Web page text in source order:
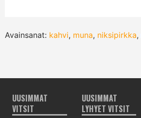
Avainsanat: kahvi, muna, niksipirkka,
UUSIMMAT
VITSIT
UUSIMMAT
LYHYET VITSIT